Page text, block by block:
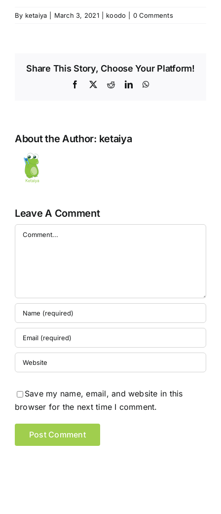
By ketaiya March 3, 2021 koodo 0 Comments
Share This Story, Choose Your Platform!
Facebook
X RedditLinkedIn
About the Author: ketaiya
Leave A Comment
Comment
Save my name, email, and website in this
browser for the next time I comment.